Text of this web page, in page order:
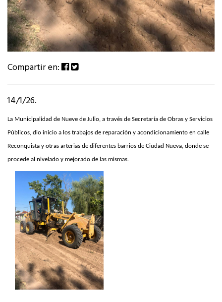
Compartir en:
14/1/26.
La Municipalidad de Nueve de Julio, a través de Secretaría de Obras y Servicios
Públicos, dio inicio a los trabajos de reparación y acondicionamiento en calle
Reconquista y otras arterias de diferentes barrios de Ciudad Nueva, donde se
procede al nivelado y mejorado de las mismas.